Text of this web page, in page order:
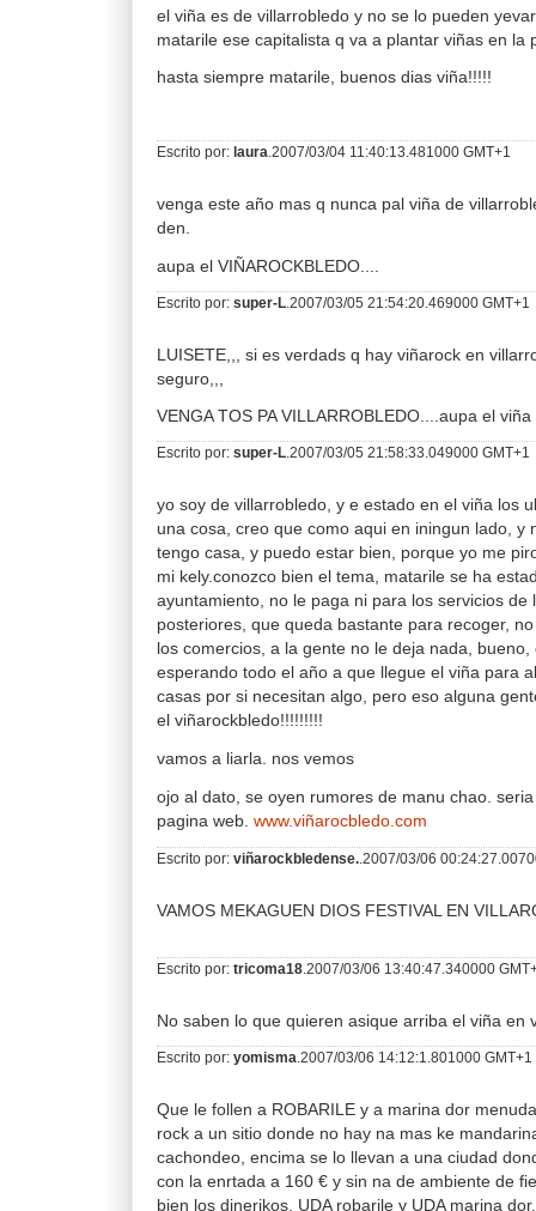
el viña es de villarrobledo y no se lo pueden
matarile ese capitalista q va a plantar viñas en la
hasta siempre matarile, buenos dias viña!!!!!
Escrito por: laura .2007/03/04 11:40:13.481000 GMT+1
venga este año mas q nunca pal viña de
den.
aupa el VIÑAROCKBLEDO....
Escrito por: super-L .2007/03/05 21:54:20.469000 GMT+1
LUISETE,,, si es verdads q hay viñarock en
seguro,,,
VENGA TOS PA VILLARROBLEDO....aupa el
Escrito por: super-L .2007/03/05 21:58:33.049000 GMT+1
yo soy de villarrobledo, y e estado en el viña los
una cosa, creo que como aqui en iningun lado, y
tengo casa, y puedo estar bien, porque yo me
mi kely.conozco bien el tema, matarile se ha
ayuntamiento, no le paga ni para los servicios de
posteriores, que queda bastante para recoger,
los comercios, a la gente no le deja nada,
esperando todo el año a que llegue el viña para
casas por si necesitan algo, pero eso alguna
el viñarockbledo!!!!!!!!!
vamos a liarla. nos vemos
ojo al dato, se oyen rumores de manu chao.
pagina web. www.viñarocbledo.com
Escrito por: viñarockbledense. .2007/03/06
VAMOS MEKAGUEN DIOS FESTIVAL EN
Escrito por: tricoma18 .2007/03/06 13:40:47.340000
No saben lo que quieren asique arriba el viña en
Escrito por: yomisma .2007/03/06 14:12:1.801000 GMT+1
Que le follen a ROBARILE y a marina dor
rock a un sitio donde no hay na mas ke
cachondeo, encima se lo llevan a una ciudad
con la enrtada a 160 € y sin na de ambiente de
bien los dinerikos, UDA robarile y UDA marina dor.